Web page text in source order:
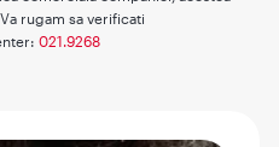
rugam sa verificati
021.9268